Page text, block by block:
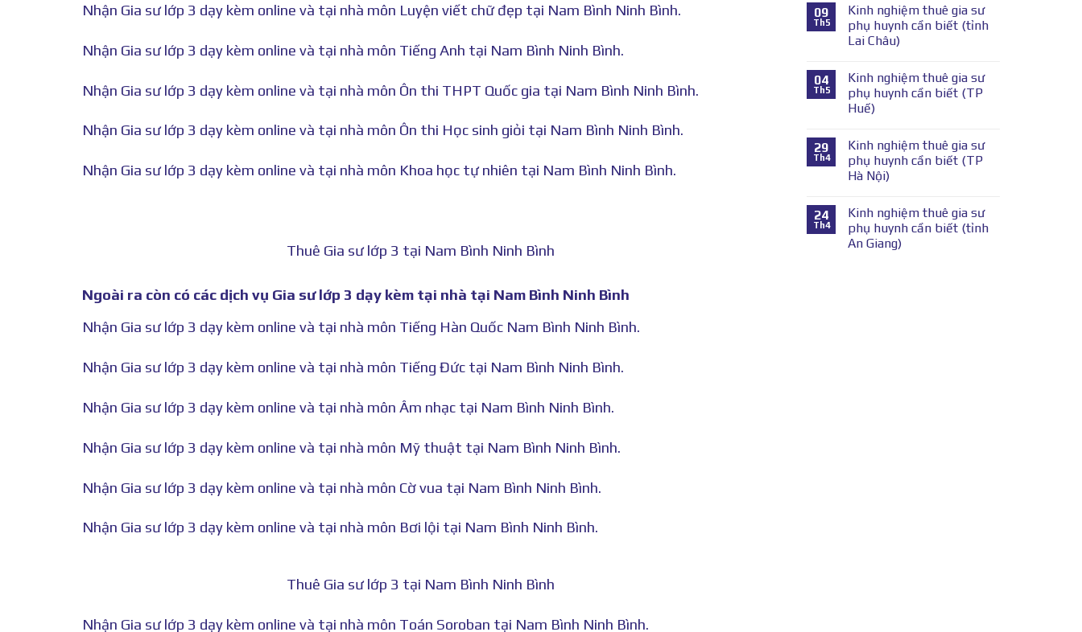
Nhận Gia sư lớp 3 dạy kèm online và tại nhà môn Luyện viết chữ đẹp tại Nam Bình Ninh Bình.
Nhận Gia sư lớp 3 dạy kèm online và tại nhà môn Tiếng Anh tại Nam Bình Ninh Bình.
Nhận Gia sư lớp 3 dạy kèm online và tại nhà môn Ôn thi THPT Quốc gia tại Nam Bình Ninh Bình.
Nhận Gia sư lớp 3 dạy kèm online và tại nhà môn Ôn thi Học sinh giỏi tại Nam Bình Ninh Bình.
Nhận Gia sư lớp 3 dạy kèm online và tại nhà môn Khoa học tự nhiên tại Nam Bình Ninh Bình.
Thuê Gia sư lớp 3 tại Nam Bình Ninh Bình
Ngoài ra còn có các dịch vụ Gia sư lớp 3 dạy kèm tại nhà tại Nam Bình Ninh Bình
Nhận Gia sư lớp 3 dạy kèm online và tại nhà môn Tiếng Hàn Quốc Nam Bình Ninh Bình.
Nhận Gia sư lớp 3 dạy kèm online và tại nhà môn Tiếng Đức tại Nam Bình Ninh Bình.
Nhận Gia sư lớp 3 dạy kèm online và tại nhà môn Âm nhạc tại Nam Bình Ninh Bình.
Nhận Gia sư lớp 3 dạy kèm online và tại nhà môn Mỹ thuật tại Nam Bình Ninh Bình.
Nhận Gia sư lớp 3 dạy kèm online và tại nhà môn Cờ vua tại Nam Bình Ninh Bình.
Nhận Gia sư lớp 3 dạy kèm online và tại nhà môn Bơi lội tại Nam Bình Ninh Bình.
Thuê Gia sư lớp 3 tại Nam Bình Ninh Bình
Nhận Gia sư lớp 3 dạy kèm online và tại nhà môn Toán Soroban tại Nam Bình Ninh Bình.
09
Th5
Kinh nghiệm thuê gia sư
phụ huynh cần biết (tỉnh
Lai Châu)
04
Th5
Kinh nghiệm thuê gia sư
phụ huynh cần biết (TP
Huế)
29
Th4
Kinh nghiệm thuê gia sư
phụ huynh cần biết (TP
Hà Nội)
24
Th4
Kinh nghiệm thuê gia sư
phụ huynh cần biết (tỉnh
An Giang)